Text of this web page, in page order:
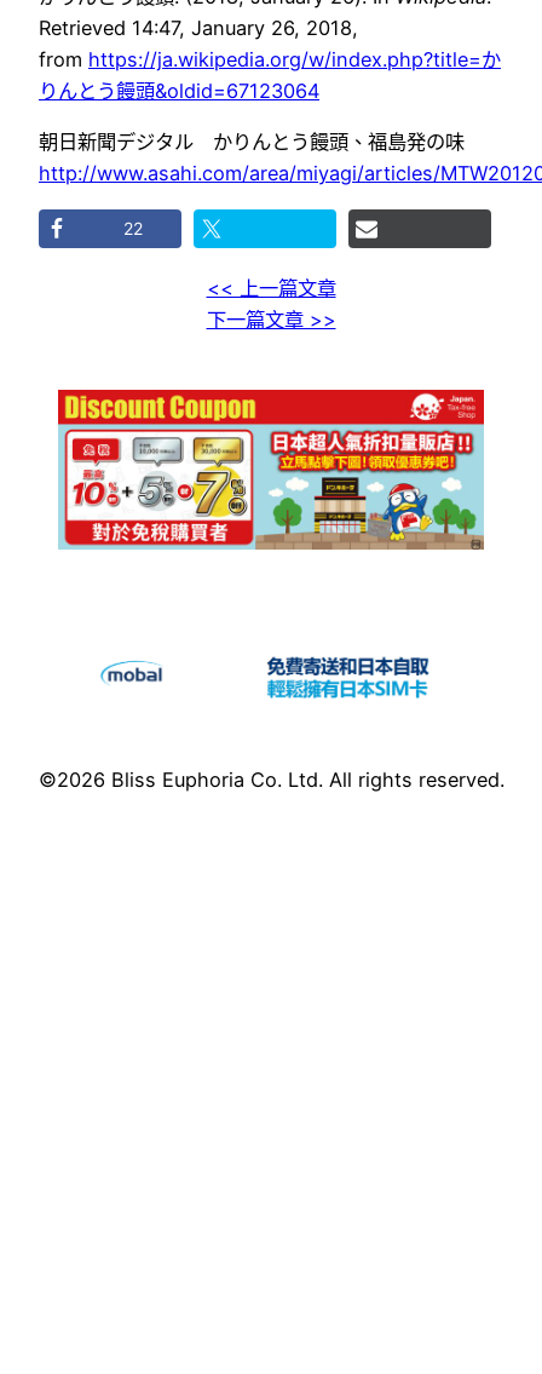
Retrieved 14:47, January 26, 2018,
from https://ja.wikipedia.org/w/index.php?title=か
りんとう饅頭&oldid=67123064
朝日新聞デジタル かりんとう饅頭、福島発の味
http://www.asahi.com/area/miyagi/articles/
22
<< 上一篇文章
下一篇文章 >>
©2026 Bliss Euphoria Co. Ltd. All rights reserved.